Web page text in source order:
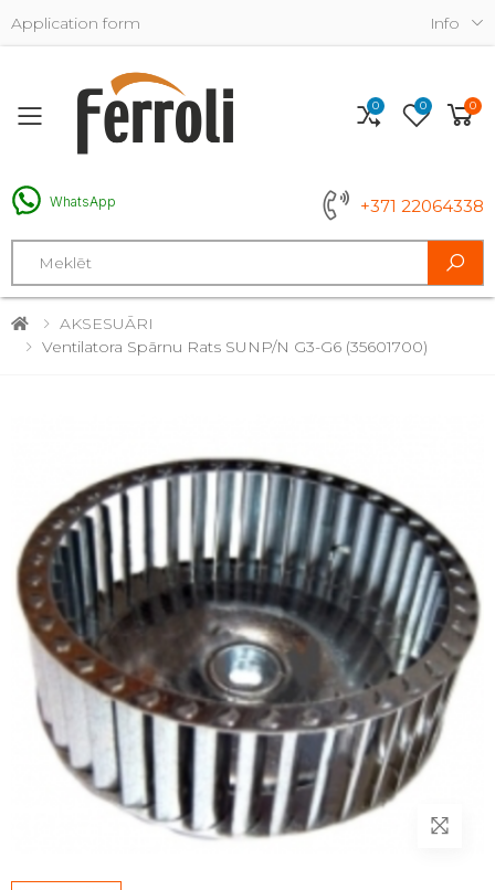
Application form Info
Toggle mobile menu
WhatsApp +371 22064338
Search
0 0 0
AKSESUĀRI
Ventilatora Spārnu Rats SUNP/N G3-G6 (35601700)